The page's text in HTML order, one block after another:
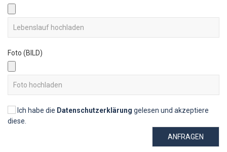
Foto (BILD)
Ich habe die Datenschutzerklärung gelesen und akzeptiere
diese.